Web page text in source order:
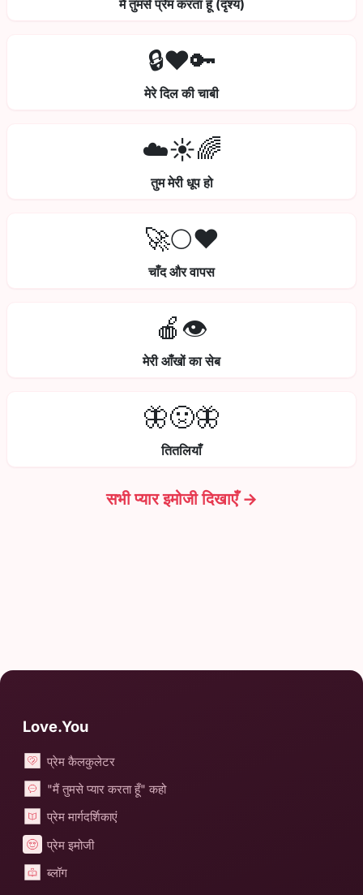
मैं तुमसे प्रेम करता हूँ (दृश्य)
🔒❤️🔑
मेरे दिल की चाबी
☁️☀️🌈
तुम मेरी धूप हो
🚀🌕❤️
चाँद और वापस
🍎👁️
मेरी आँखों का सेब
🦋🤢🦋
तितलियाँ
सभी प्यार इमोजी दिखाएँ →
Love.You
प्रेम कैलकुलेटर
"मैं तुमसे प्यार करता हूँ" कहो
प्रेम मार्गदर्शिकाएं
प्रेम इमोजी
ब्लॉग